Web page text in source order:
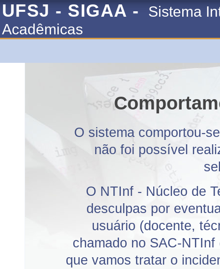
UFSJ - SIGAA -
Sistema
Acadêmicas
O sistema comportou-
não foi possível
O NTInf - Núcleo de
desculpas por
usuário (docente,
chamado no SAC-NTInf
que vamos tratar o